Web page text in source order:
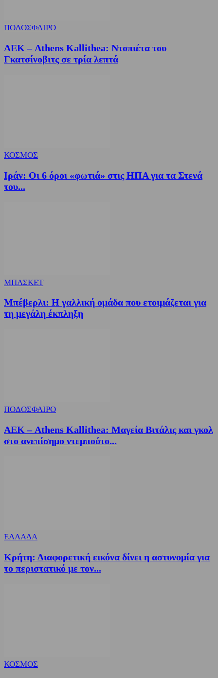
ΠΟΔΟΣΦΑΙΡΟ
ΑΕΚ – Athens Kallithea: Ντοπιέτα του
Γκατσίνοβιτς σε τρία λεπτά
ΚΟΣΜΟΣ
Ιράν: Οι 6 όροι «φωτιά» στις ΗΠΑ για τα Στενά
του...
ΜΠΑΣΚΕΤ
Μπέβερλι: Η γαλλική ομάδα που ετοιμάζεται για
τη μεγάλη έκπληξη
ΠΟΔΟΣΦΑΙΡΟ
ΑΕΚ – Athens Kallithea: Μαγεία Βιτάλις και γκολ
στο ανεπίσημο ντεμπούτο...
ΕΛΛΑΔΑ
Κρήτη: Διαφορετική εικόνα δίνει η αστυνομία για
το περιστατικό με τον...
ΚΟΣΜΟΣ